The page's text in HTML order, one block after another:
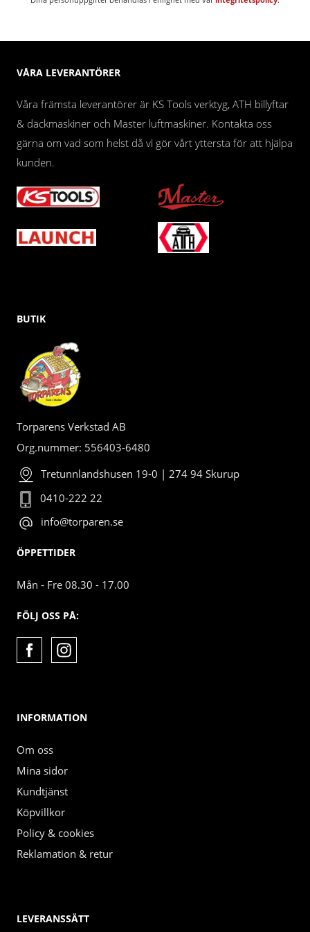
VÅRA LEVERANTÖRER
Våra främsta leverantörer är KS Tools verktyg, ATH billyftar
& däckmaskiner och Master luftmaskiner. Kontakta oss
gärna om vad som helst då vi gör vårt yttersta för att hjälpa
kunden.
BUTIK
Torparens Verkstad AB
Org.nummer: 556403-6480
Tretunnlandshusen 19-0 | 274 94 Skurup
0410-222 22
info@torparen.se
ÖPPETTIDER
Mån - Fre 08.30 - 17.00
FÖLJ OSS PÅ:
INFORMATION
Om oss
Mina sidor
Kundtjänst
Köpvillkor
Policy & cookies
Reklamation & retur
LEVERANSSÄTT